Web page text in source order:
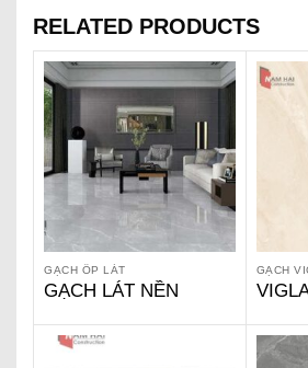
RELATED PRODUCTS
GẠCH ỐP LÁT
GẠCH LÁT NỀN
GẠCH